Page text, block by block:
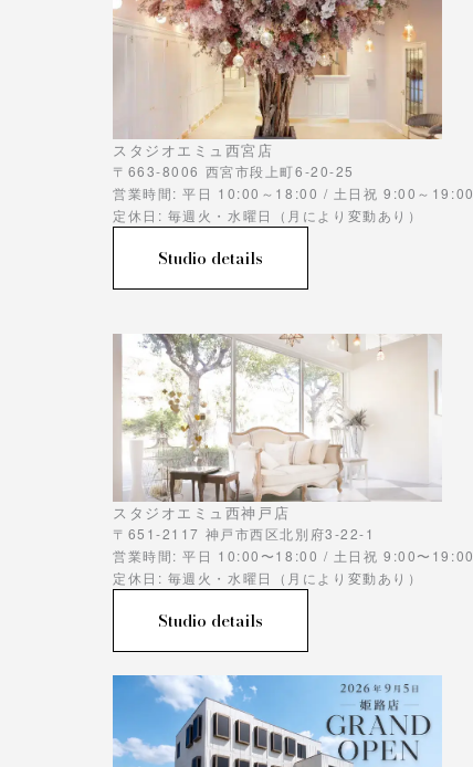
スタジオエミュ西宮店
〒663-8006 西宮市段上町6-20-25
営業時間: 平日 10:00～18:00 / 土日祝 9:00～19:00
定休日: 毎週火・水曜日（月により変動あり）
Studio details
スタジオエミュ西神戸店
〒651-2117 神戸市西区北別府3-22-1
営業時間: 平日 10:00〜18:00 / 土日祝 9:00〜19:00
定休日: 毎週火・水曜日（月により変動あり）
Studio details